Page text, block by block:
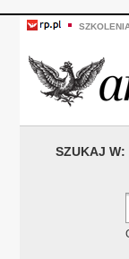
SZUKAJ W: